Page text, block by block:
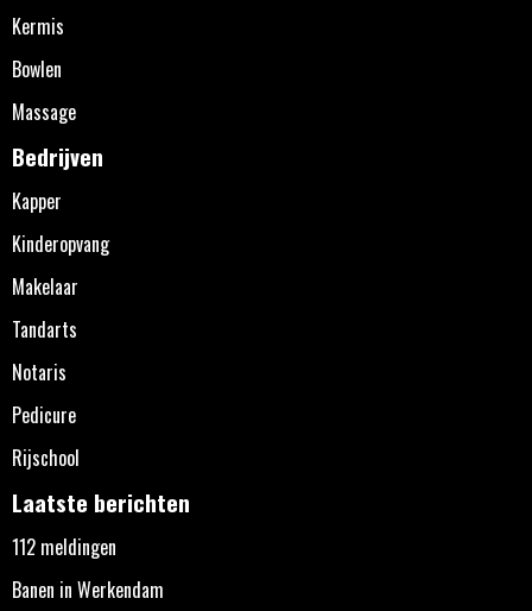
Kermis
Bowlen
Massage
Bedrijven
Kapper
Kinderopvang
Makelaar
Tandarts
Notaris
Pedicure
Rijschool
Laatste berichten
112 meldingen
Banen in Werkendam